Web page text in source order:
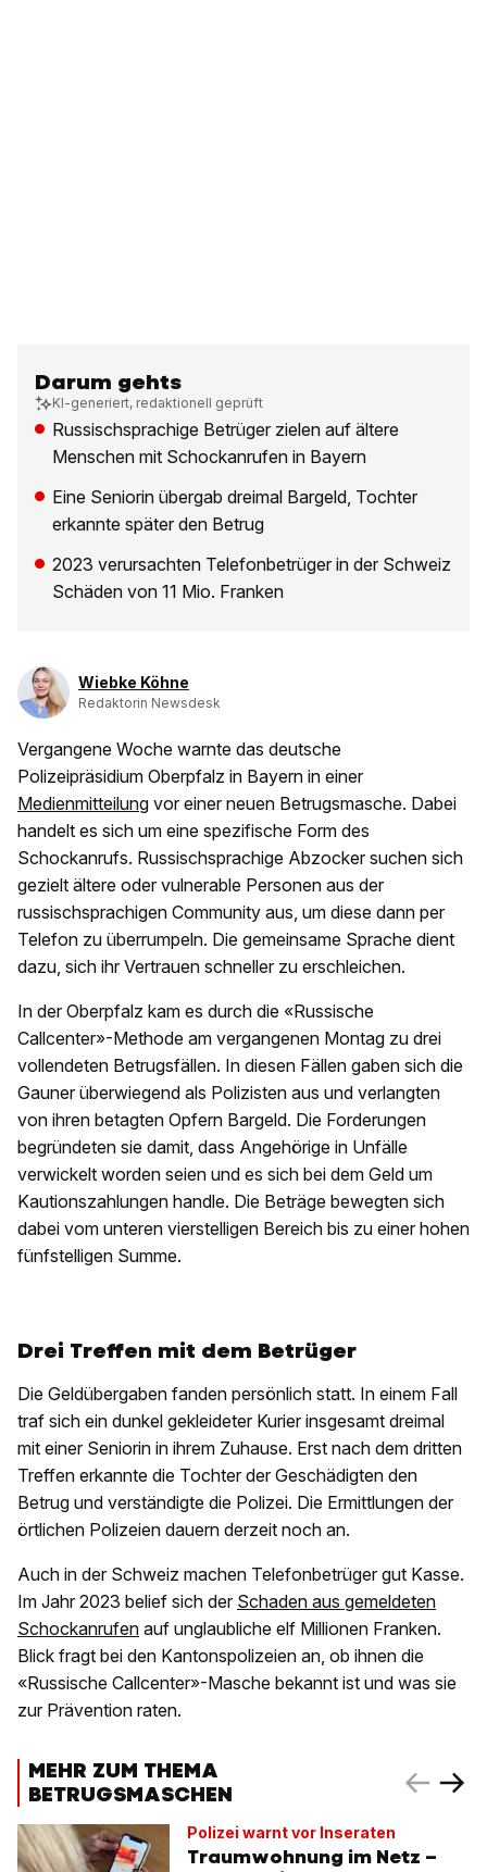
Darum gehts
KI-generiert, redaktionell geprüft
Russischsprachige Betrüger zielen auf ältere
Menschen mit Schockanrufen in Bayern
Eine Seniorin übergab dreimal Bargeld, Tochter
erkannte später den Betrug
2023 verursachten Telefonbetrüger in der Schweiz
Schäden von 11 Mio. Franken
Wiebke Köhne
Redaktorin Newsdesk
Vergangene Woche warnte das deutsche
Polizeipräsidium Oberpfalz in Bayern in einer
Medienmitteilung vor einer neuen Betrugsmasche. Dabei
handelt es sich um eine spezifische Form des
Schockanrufs. Russischsprachige Abzocker suchen sich
gezielt ältere oder vulnerable Personen aus der
russischsprachigen Community aus, um diese dann per
Telefon zu überrumpeln. Die gemeinsame Sprache dient
dazu, sich ihr Vertrauen schneller zu erschleichen.
In der Oberpfalz kam es durch die «Russische
Callcenter»-Methode am vergangenen Montag zu drei
vollendeten Betrugsfällen. In diesen Fällen gaben sich die
Gauner überwiegend als Polizisten aus und verlangten
von ihren betagten Opfern Bargeld. Die Forderungen
begründeten sie damit, dass Angehörige in Unfälle
verwickelt worden seien und es sich bei dem Geld um
Kautionszahlungen handle. Die Beträge bewegten sich
dabei vom unteren vierstelligen Bereich bis zu einer hohen
fünfstelligen Summe.
Drei Treffen mit dem Betrüger
Die Geldübergaben fanden persönlich statt. In einem Fall
traf sich ein dunkel gekleideter Kurier insgesamt dreimal
mit einer Seniorin in ihrem Zuhause. Erst nach dem dritten
Treffen erkannte die Tochter der Geschädigten den
Betrug und verständigte die Polizei. Die Ermittlungen der
örtlichen Polizeien dauern derzeit noch an.
Auch in der Schweiz machen Telefonbetrüger gut Kasse.
Im Jahr 2023 belief sich der Schaden aus gemeldeten
Schockanrufen auf unglaubliche elf Millionen Franken.
Blick fragt bei den Kantonspolizeien an, ob ihnen die
«Russische Callcenter»-Masche bekannt ist und was sie
zur Prävention raten.
MEHR ZUM THEMA
BETRUGSMASCHEN
Polizei warnt vor Inseraten
Traumwohnung im Netz –